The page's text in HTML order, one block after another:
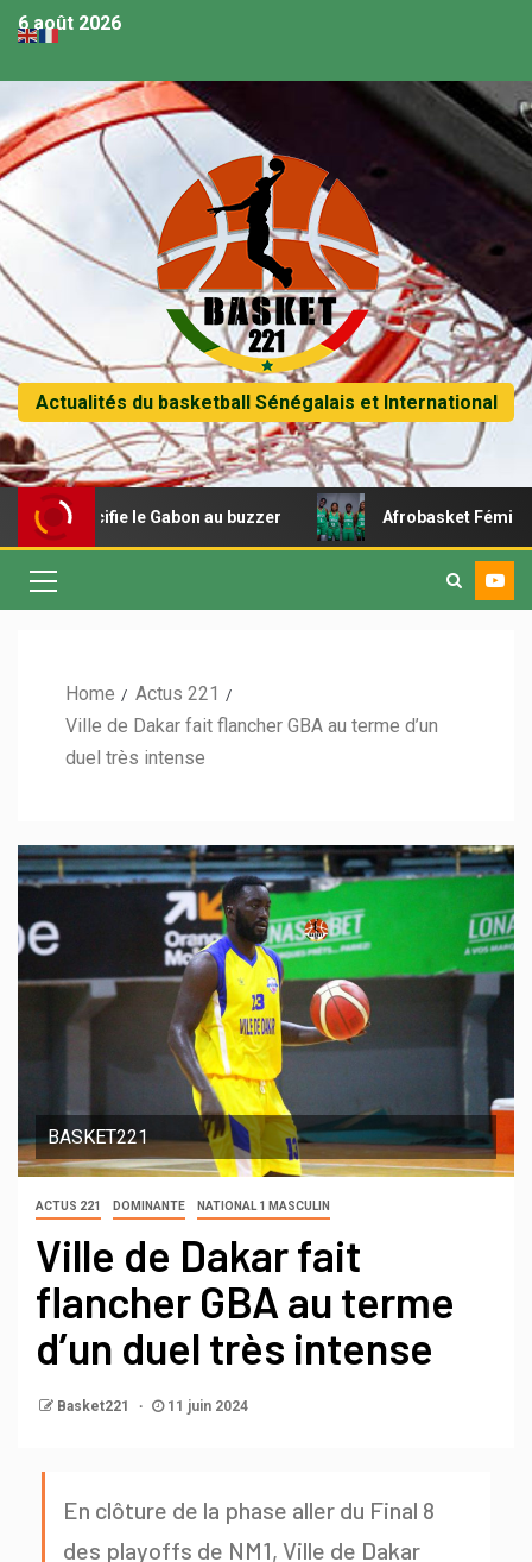
6 août 2026
Actualités du basketball Sénégalais et International
le Gabon au buzzer Afrobasket Féminin U18 –
Home
Actus 221
Ville de Dakar fait flancher GBA au terme d’un
duel très intense
BASKET221
ACTUS 221 DOMINANTE NATIONAL 1 MASCULIN
Ville de Dakar fait
flancher GBA au terme
d’un duel très intense
Basket221 11 juin 2024
En clôture de la phase aller du Final 8
des playoffs de NM1, Ville de Dakar